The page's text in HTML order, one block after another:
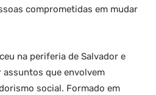
comprometidas em mudar
na periferia de Salvador e
que envolvem
social. Formado em